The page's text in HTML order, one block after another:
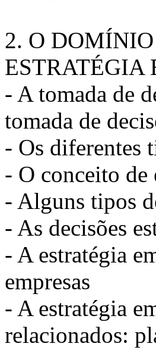
2. O
ESTRATÉGIA
- A tomada de
tomada de
- Os diferentes
- O conceito de
- Alguns tipos
- As decisões
- A estratégia
empresas
- A estratégia
relacionados: